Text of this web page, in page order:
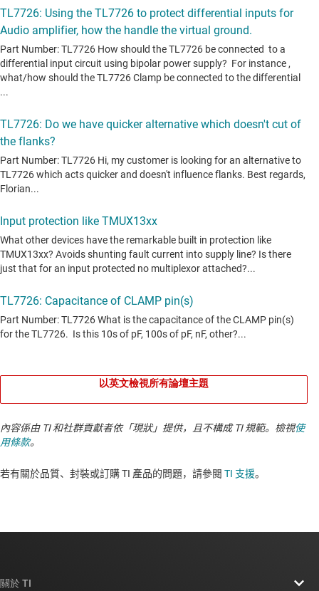
以英文檢視所有論壇主題
內容係由 TI 和社群貢獻者依「現狀」提供，且不構成 TI 規範。檢視使
用條款。
若有關於品質、封裝或訂購 TI 產品的問題，請參閱 TI 支援。​​​​​​​​​​​​​​
關於 TI